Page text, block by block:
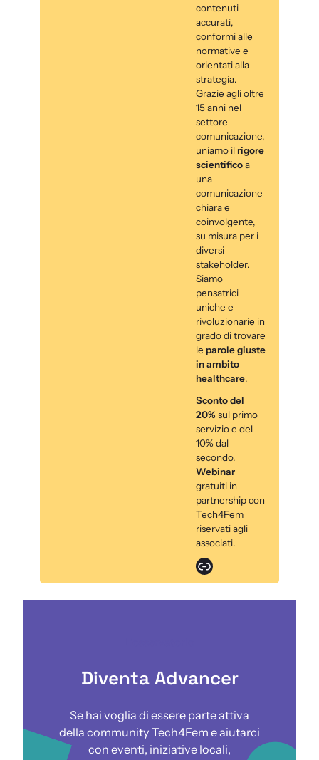
contenuti
accurati,
conformi alle
normative e
orientati alla
strategia.
Grazie agli oltre
15 anni nel
settore
comunicazione,
uniamo il rigore
scientificoa
una
comunicazione
chiara e
coinvolgente,
su misura per i
diversi
stakeholder.
Siamo
pensatrici
uniche e
rivoluzionarie in
grado di trovare
le parole giuste
in ambito
healthcare.
Sconto del
20% sul primo
servizio e del
10% dal
secondo.
Webinar
gratuiti in
partnership con
Tech4Fem
riservati agli
associati.
Link
Diventa Advancer
Se hai voglia di essere parte attiva
della community Tech4Fem e aiutarci
con eventi, iniziative locali,